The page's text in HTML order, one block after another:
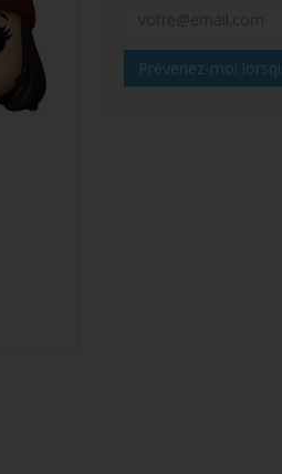
Prévenez-moi